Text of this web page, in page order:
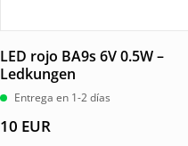
LED rojo BA9s 6V 0.5W –
Ledkungen
Entrega en 1-2 días
10 EUR